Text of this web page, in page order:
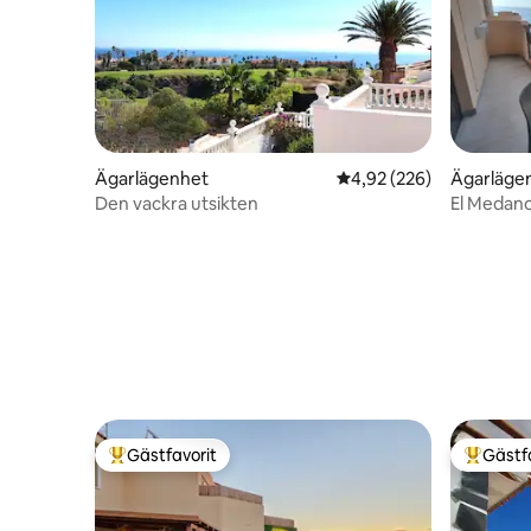
Ägarlägenhet 4,92 av 5 i
4,92 (226)
Den vackra utsikten
El
Populär gästfavorit
Gästfavorit Populär